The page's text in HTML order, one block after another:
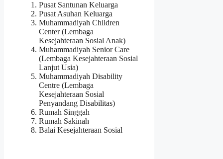
Pusat Santunan Keluarga
Pusat Asuhan Keluarga
Muhammadiyah Children
Center (Lembaga
Kesejahteraan Sosial Anak)
Muhammadiyah Senior Care
(Lembaga Kesejahteraan Sosial
Lanjut Usia)
Muhammadiyah Disability
Centre (Lembaga
Kesejahteraan Sosial
Penyandang Disabilitas)
Rumah Singgah
Rumah Sakinah
Balai Kesejahteraan Sosial